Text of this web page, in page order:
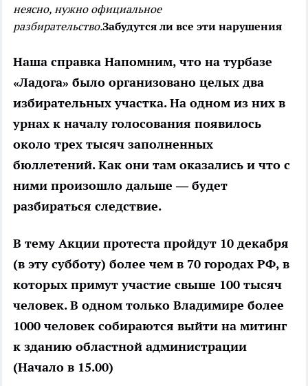
неясно, нужно официальное
разбирательство.Забудутся ли все эти нарушения
Наша справка Напомним, что на турбазе
«Ладога» было организовано целых два
избирательных участка. На одном из них в
урнах к началу голосования появилось
около трех тысяч заполненных
бюллетений. Как они там оказались и что с
ними произошло дальше — будет
разбираться следствие.
В тему Акции протеста пройдут 10 декабря
(в эту субботу) более чем в 70 городах РФ, в
которых примут участие свыше 100 тысяч
человек. В одном только Владимире более
1000 человек собираются выйти на митинг
к зданию областной администрации
(Начало в 15.00)